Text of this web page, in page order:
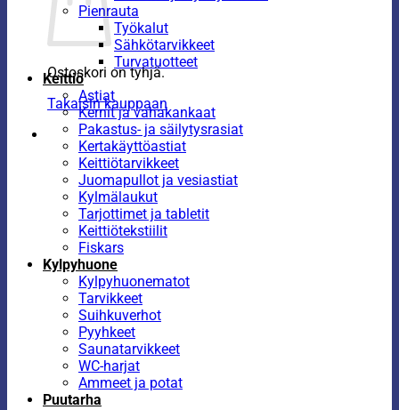
Ostoskori on tyhjä.
Takaisin kauppaan
Pienrauta
Työkalut
Sähkötarvikkeet
Turvatuotteet
Keittiö
Astiat
Kernit ja vahakankaat
Pakastus- ja säilytysrasiat
Kertakäyttöastiat
Keittiötarvikkeet
Juomapullot ja vesiastiat
Kylmälaukut
Tarjottimet ja tabletit
Keittiötekstiilit
Fiskars
Kylpyhuone
Kylpyhuonematot
Tarvikkeet
Suihkuverhot
Pyyhkeet
Saunatarvikkeet
WC-harjat
Ammeet ja potat
Puutarha